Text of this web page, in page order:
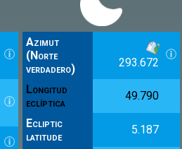
Azimut
(Norte
verdadero)
293.672
Longitud
eclíptica
49.790
Ecliptic
latitude
5.187